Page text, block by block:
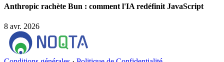
Anthropic rachète Bun : comment l'IA redéfinit JavaScript
8 avr. 2026